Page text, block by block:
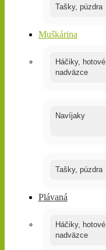
Tašky, púzdra
Muškárina
Háčiky, hotové
nadväzce
Navíjaky
Tašky, púzdra
Plávaná
Háčiky, hotové
nadväzce